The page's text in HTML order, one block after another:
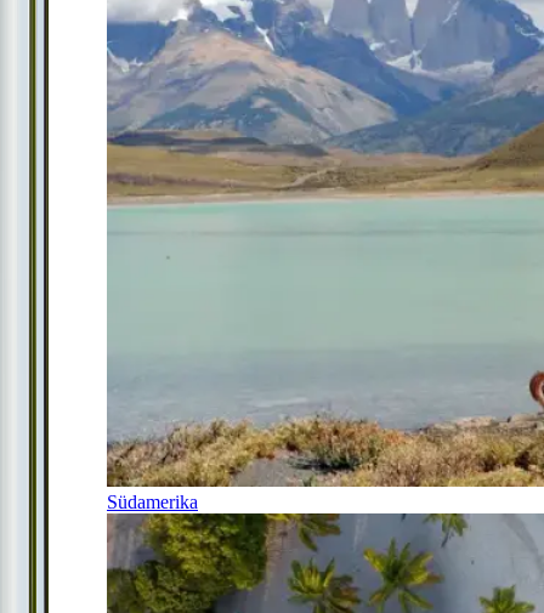
Südamerika